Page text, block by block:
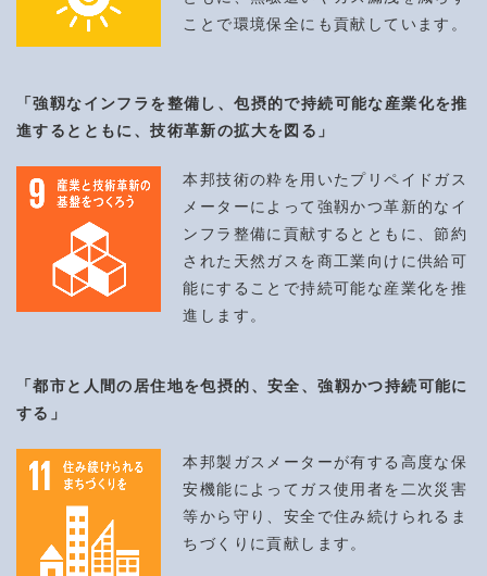
ことで環境保全にも貢献しています。
「強靱なインフラを整備し、包摂的で持続可能な産業化を推
進するとともに、技術革新の拡大を図る」
本邦技術の粋を用いたプリペイドガス
メーターによって強靱かつ革新的なイ
ンフラ整備に貢献するとともに、節約
された天然ガスを商工業向けに供給可
能にすることで持続可能な産業化を推
進します。
「都市と人間の居住地を包摂的、安全、強靱かつ持続可能に
する」
本邦製ガスメーターが有する高度な保
安機能によってガス使用者を二次災害
等から守り、安全で住み続けられるま
ちづくりに貢献します。